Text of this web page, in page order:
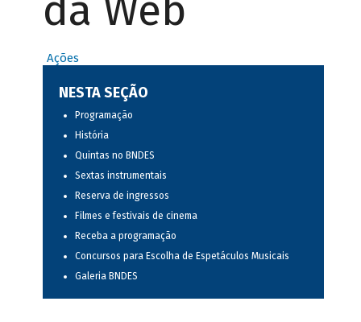
da Web
Ações
NESTA SEÇÃO
Programação
História
Quintas no BNDES
Sextas instrumentais
Reserva de ingressos
Filmes e festivais de cinema
Receba a programação
Concursos para Escolha de Espetáculos Musicais
Galeria BNDES